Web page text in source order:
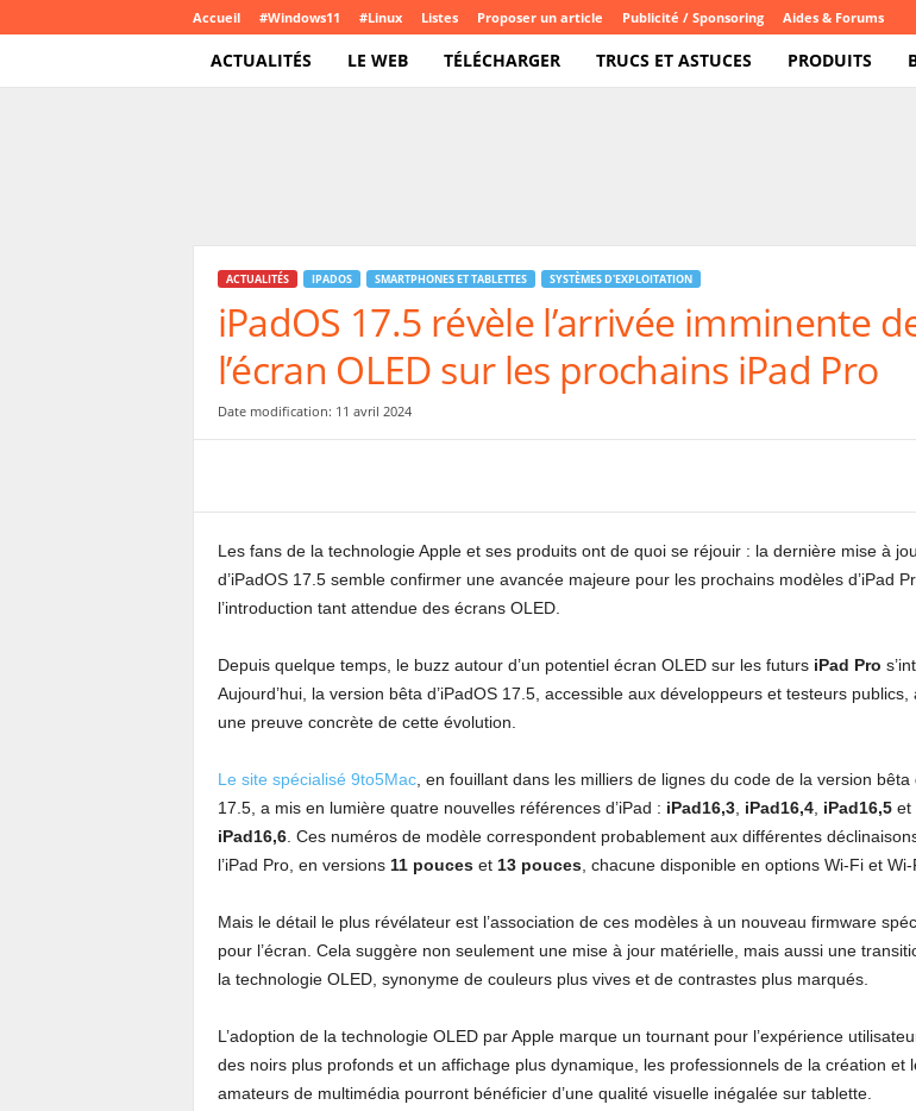
Accueil #Windows11 #Linux Listes Proposer un article Publicité / Sponsoring Aides & Forums
ACTUALITÉS LE WEB TÉLÉCHARGER TRUCS ET ASTUCES PRODUITS
ACTUALITÉS IPADOS SMARTPHONES ET TABLETTES SYSTÈMES D'EXPLOITATION
iPadOS 17.5 révèle l’arrivée imminente
l’écran OLED sur les prochains iPad Pro
Date modification: 11 avril 2024
Les fans de la technologie Apple et ses produits ont de quoi se réjouir : la dernière mise à
d’iPadOS 17.5 semble confirmer une avancée majeure pour les prochains modèles d’iPad
l’introduction tant attendue des écrans OLED.
Depuis quelque temps, le buzz autour d’un potentiel écran OLED sur les futurs iPad Pro
Aujourd’hui, la version bêta d’iPadOS 17.5, accessible aux développeurs et testeurs publics,
une preuve concrète de cette évolution.
Le site spécialisé 9to5Mac, en fouillant dans les milliers de lignes du code de la version bêta
17.5, a mis en lumière quatre nouvelles références d’iPad : iPad16,3, iPad16,4, iPad16,5et
iPad16,6. Ces numéros de modèle correspondent probablement aux différentes
l’iPad Pro, en versions 11 pouceset 13 pouces, chacune disponible en options Wi-Fi et Wi-
Mais le détail le plus révélateur est l’association de ces modèles à un nouveau firmware
pour l’écran. Cela suggère non seulement une mise à jour matérielle, mais aussi une
la technologie OLED, synonyme de couleurs plus vives et de contrastes plus marqués.
L’adoption de la technologie OLED par Apple marque un tournant pour l’expérience
des noirs plus profonds et un affichage plus dynamique, les professionnels de la création et
amateurs de multimédia pourront bénéficier d’une qualité visuelle inégalée sur tablette.